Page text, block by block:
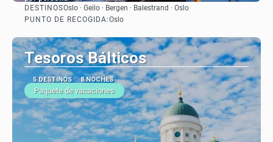
DESTINOSOslo · Geilo · Bergen · Balestrand · Oslo
PUNTO DE RECOGIDA:Oslo
Tesoros Bálticos
5 DESTINOS 8 NOCHES
Paquete de vacaciones